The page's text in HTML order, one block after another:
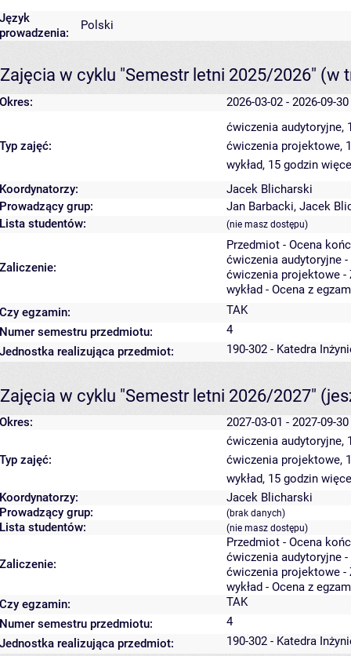
Język
prowadzenia:
Polski
Zajęcia w cyklu "Semestr letni 2025/2026" (w
Okres: 2026-03-02 - 2026-09-30
Typ zajęć:
ćwiczenia audytoryjne,
ćwiczenia projektowe,
wykład, 15 godzin
Koordynatorzy:
Jacek Blicharski
Prowadzący grup:
Jan Barbacki, Jacek
Lista studentów:
(nie masz dostępu)
Zaliczenie:
Przedmiot - Ocena
ćwiczenia audytoryjne
ćwiczenia projektowe -
wykład - Ocena z
Czy egzamin:
TAK
Numer semestru przedmiotu:
4
Jednostka realizująca przedmiot:
190-302 - Katedra
Zajęcia w cyklu "Semestr letni 2026/2027"
Okres: 2027-03-01 - 2027-09-30
Typ zajęć:
ćwiczenia audytoryjne,
ćwiczenia projektowe,
wykład, 15 godzin
Koordynatorzy:
Jacek Blicharski
Prowadzący grup:
(brak danych)
Lista studentów: (nie masz dostępu)
Zaliczenie:
Przedmiot - Ocena
ćwiczenia audytoryjne
ćwiczenia projektowe -
wykład - Ocena z
Czy egzamin:
TAK
Numer semestru przedmiotu:
4
Jednostka realizująca przedmiot:
190-302 - Katedra